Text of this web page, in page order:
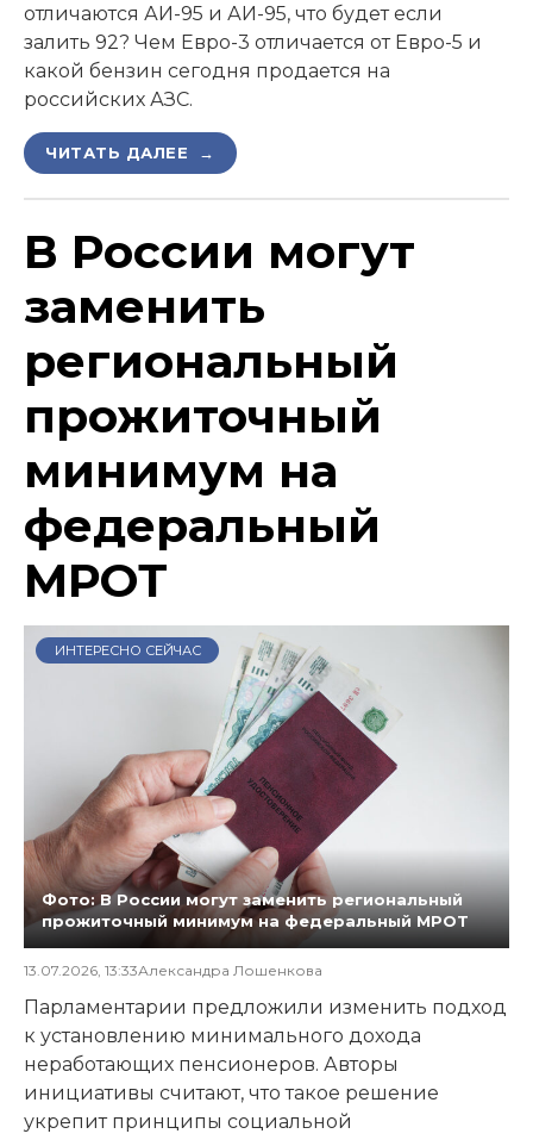
отличаются АИ-95 и АИ-95, что будет если
залить 92? Чем Евро-3 отличается от Евро-5 и
какой бензин сегодня продается на
российских АЗС.
ЧИТАТЬ ДАЛЕЕ →
В России могут
заменить
региональный
прожиточный
минимум на
федеральный
МРОТ
ИНТЕРЕСНО СЕЙЧАС
Фото: В России могут заменить региональный
прожиточный минимум на федеральный МРОТ
13.07.2026, 13:33Александра Лошенкова
Парламентарии предложили изменить подход
к установлению минимального дохода
неработающих пенсионеров. Авторы
инициативы считают, что такое решение
укрепит принципы социальной